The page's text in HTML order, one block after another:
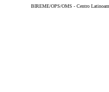
BIREME/OPS/OMS - Centro